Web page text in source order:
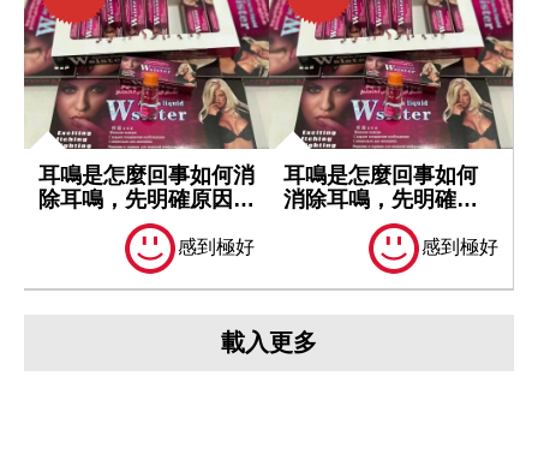
耳鳴是怎麼回事如何消
除耳鳴，先明確原因再
感到極好
耳鳴是怎麼回事如何
消除耳鳴，先明確原
感到極好
載入更多